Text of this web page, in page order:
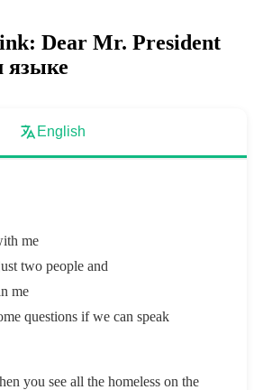
Dear Mr. President
языке
English
me
two people and
me
questions if we can speak
you see all the homeless on the